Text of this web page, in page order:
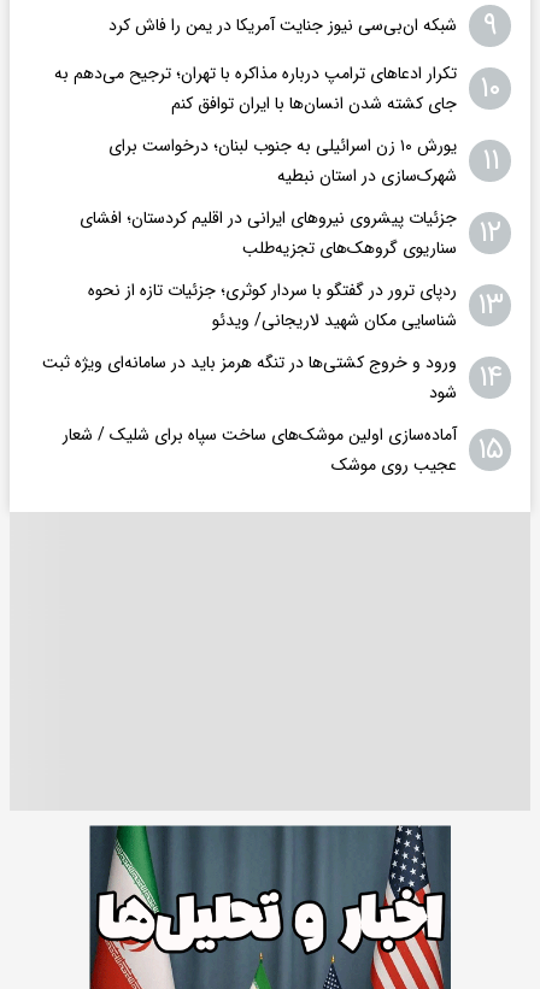
۹ شبکه ان‌بی‌سی نیوز جنایت آمریکا در یمن را فاش کرد
۱۰
تکرار ادعاهای ترامپ درباره مذاکره با تهران؛ ترجیح می‌دهم به
جای کشته شدن انسان‌ها با ایران توافق کنم
۱۱
یورش ۱۰ زن اسرائیلی به جنوب لبنان؛ درخواست برای
شهرک‌سازی در استان نبطیه
۱۲
جزئیات پیشروی نیروهای ایرانی در اقلیم کردستان؛ افشای
سناریوی گروهک‌های تجزیه‌طلب
۱۳
ردپای ترور در گفتگو با سردار کوثری؛ جزئیات تازه از نحوه
شناسایی مکان شهید لاریجانی/ ویدئو
۱۴
ورود و خروج کشتی‌ها در تنگه هرمز باید در سامانه‌ای ویژه ثبت
شود
۱۵
آماده‌سازی اولین موشک‌های ساخت سپاه برای شلیک / شعار
عجیب روی موشک